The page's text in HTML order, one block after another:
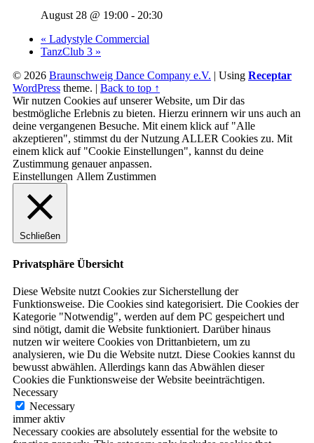
August 28 @ 19:00 - 20:30
« Ladystyle Commercial
TanzClub 3 »
© 2026 Braunschweig Dance Company e.V. | Using Receptar
WordPress theme. | Back to top ↑
Wir nutzen Cookies auf unserer Website, um Dir das
bestmögliche Erlebnis zu bieten. Hierzu erinnern wir uns auch an
deine vergangenen Besuche. Mit einem klick auf "Alle
akzeptieren", stimmst du der Nutzung ALLER Cookies zu. Mit
einem klick auf "Cookie Einstellungen", kannst du deine
Zustimmung genauer anpassen.
Einstellungen Allem Zustimmen
Schließen
Privatsphäre Übersicht
Diese Website nutzt Cookies zur Sicherstellung der
Funktionsweise. Die Cookies sind kategorisiert. Die Cookies der
Kategorie "Notwendig", werden auf dem PC gespeichert und
sind nötigt, damit die Website funktioniert. Darüber hinaus
nutzen wir weitere Cookies von Drittanbietern, um zu
analysieren, wie Du die Website nutzt. Diese Cookies kannst du
bewusst abwählen. Allerdings kann das Abwählen dieser
Cookies die Funktionsweise der Website beeinträchtigen.
Necessary
Necessary
immer aktiv
Necessary cookies are absolutely essential for the website to